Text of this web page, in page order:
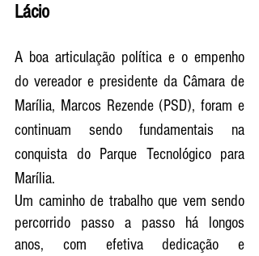
Lácio
A boa articulação política e o empenho
do vereador e presidente da Câmara de
Marília, Marcos Rezende (PSD), foram e
continuam sendo fundamentais na
conquista do Parque Tecnológico para
Marília.
Um caminho de trabalho que vem sendo
percorrido passo a passo há longos
anos, com efetiva dedicação e